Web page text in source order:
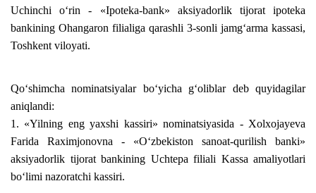
Uchinchi o‘rin - «Ipoteka-bank» aksiyadorlik tijorat ipoteka
bankining Ohangaron filialiga qarashli 3-sonli jamg‘arma kassasi,
Toshkent viloyati.
Qo‘shimcha nominatsiyalar bo‘yicha g‘oliblar deb quyidagilar
aniqlandi:
1. «Yilning eng yaxshi kassiri» nominatsiyasida - Xolxojayeva
Farida Raximjonovna - «O‘zbekiston sanoat-qurilish banki»
aksiyadorlik tijorat bankining Uchtepa filiali Kassa amaliyotlari
bo‘limi nazoratchi kassiri.